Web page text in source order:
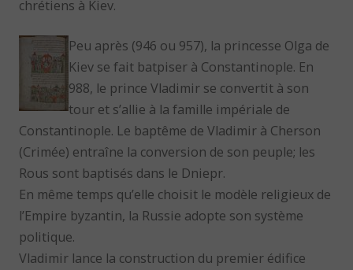
chrétiens à Kiev.
Peu après (946 ou 957), la princesse Olga de
Kiev se fait batpiser à Constantinople. En
988, le prince Vladimir se convertit à son
tour et s’allie à la famille impériale de
Constantinople. Le baptême de Vladimir à Cherson
(Crimée) entraîne la conversion de son peuple; les
Rous sont baptisés dans le Dniepr.
En même temps qu’elle choisit le modèle religieux de
l’Empire byzantin, la Russie adopte son système
politique.
Vladimir lance la construction du premier édifice